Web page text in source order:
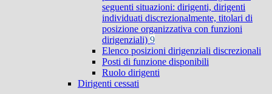
seguenti situazioni: dirigenti, dirigenti
individuati discrezionalmente, titolari di
posizione organizzativa con funzioni
dirigenziali) 9
Elenco posizioni dirigenziali discrezionali
Posti di funzione disponibili
Ruolo dirigenti
Dirigenti cessati